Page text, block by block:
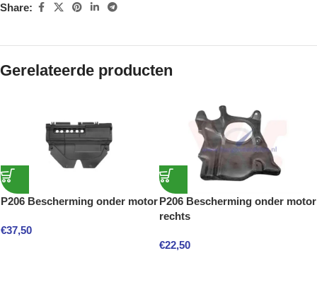
Share:
Gerelateerde producten
P206 Bescherming onder motor
€37,50
P206 Bescherming onder motor
rechts
€22,50